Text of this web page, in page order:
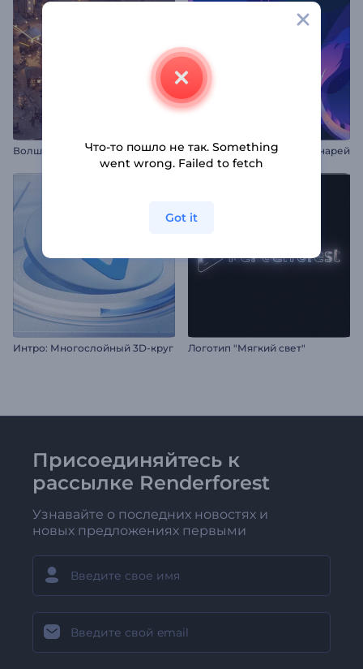
В
олшебная рождественская деревушка Анимация: Фестиваль фонарей
Интро: Многослойный 3D-круг Логотип "Мягкий свет"
Присоединяйтесь к
рассылке Renderforest
Узнавайте о последних новостях и
новых предложениях первыми
Что-то пошло не так. Something
went wrong. Failed to fetch
Got it